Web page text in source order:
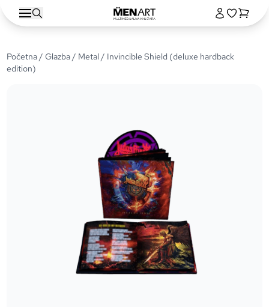
Početna/Glazba/ Metal / Invincible Shield (deluxe hardback
edition)